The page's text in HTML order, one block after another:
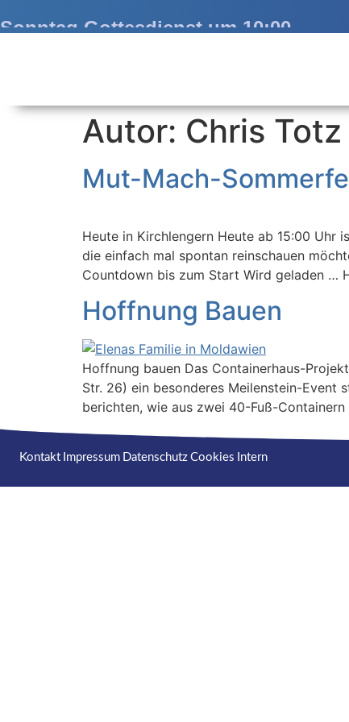
Sonntag Gottesdienst um 10:00
Autor: Chris Totz
Mut-Mach-
Heute in Kirchlengern Heute ab 15:00 Uhr
die einfach mal spontan reinschauen
Countdown bis zum Start Wird geladen …
Hoffnung Bauen
Hoffnung bauen Das Containerhaus-
Str. 26) ein besonderes Meilenstein-Event
berichten, wie aus zwei 40-Fuß-
Kontakt Impressum Datenschutz Cookies Intern